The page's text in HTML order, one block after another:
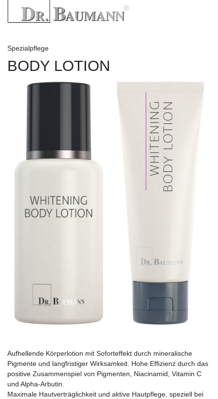
Spezialpflege
BODY LOTION
Aufhellende Körperlotion mit Soforteffekt durch mineralische
Pigmente und langfristiger Wirksamkeit. Hohe Effizienz durch das
positive Zusammenspiel von Pigmenten, Niacinamid, Vitamin C
und Alpha-Arbutin.
Maximale Hautverträglichkeit und aktive Hautpflege, speziell bei